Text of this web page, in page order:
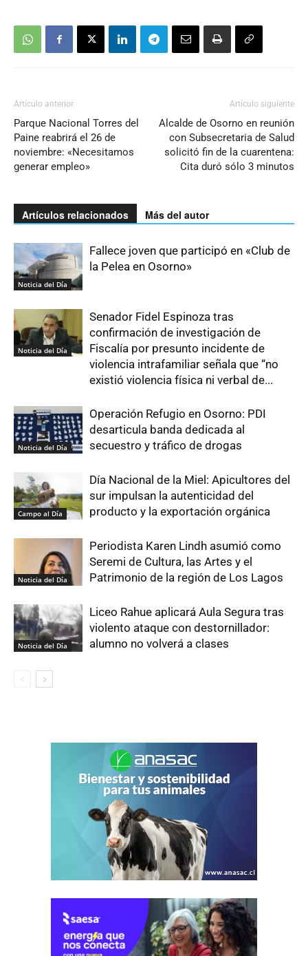
Artículo anterior
Parque Nacional Torres del
Paine reabrirá el 26 de
noviembre: «Necesitamos
generar empleo»
Artículo siguiente
Alcalde de Osorno en reunión
con Subsecretaria de Salud
solicitó fin de la cuarentena:
Cita duró sólo 3 minutos
Artículos relacionados Más del autor
Noticia del Día
Fallece joven que participó en «Club de
la Pelea en Osorno»
Noticia del Día
Senador Fidel Espinoza tras
confirmación de investigación de
Fiscalía por presunto incidente de
violencia intrafamiliar señala que “no
existió violencia física ni verbal de...
Noticia del Día
Operación Refugio en Osorno: PDI
desarticula banda dedicada al
secuestro y tráfico de drogas
Campo al Día
Día Nacional de la Miel: Apicultores del
sur impulsan la autenticidad del
producto y la exportación orgánica
Noticia del Día
Periodista Karen Lindh asumió como
Seremi de Cultura, las Artes y el
Patrimonio de la región de Los Lagos
Noticia del Día
Liceo Rahue aplicará Aula Segura tras
violento ataque con destornillador:
alumno no volverá a clases